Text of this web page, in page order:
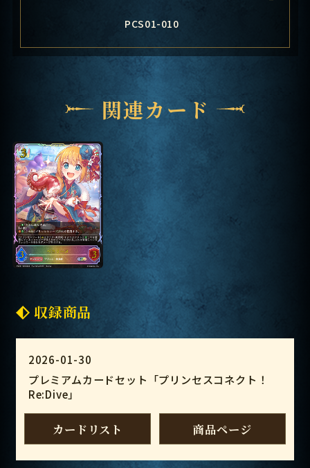
PCS01-010
関連カード
収録商品
2026-01-30
プレミアムカードセット「プリンセスコネクト！
Re:Dive」
カードリスト 商品ページ